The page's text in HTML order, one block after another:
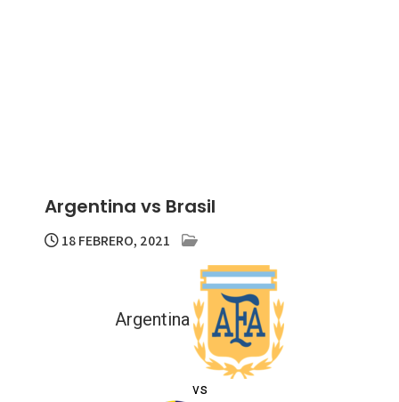
Argentina vs Brasil
18 FEBRERO, 2021
Argentina
vs